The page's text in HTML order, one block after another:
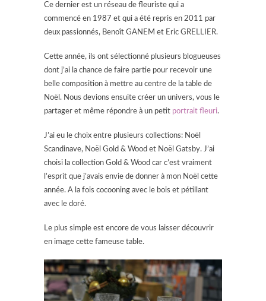
Ce dernier est un réseau de fleuriste qui a
commencé en 1987 et qui a été repris en 2011 par
deux passionnés, Benoît GANEM et Eric GRELLIER.
Cette année, ils ont sélectionné plusieurs blogueuses
dont j’ai la chance de faire partie pour recevoir une
belle composition à mettre au centre de la table de
Noël. Nous devions ensuite créer un univers, vous le
partager et même répondre à un petit portrait fleuri.
J’ai eu le choix entre plusieurs collections: Noël
Scandinave, Noël Gold & Wood et Noël Gatsby. J’ai
choisi la collection Gold & Wood car c’est vraiment
l’esprit que j’avais envie de donner à mon Noël cette
année. A la fois cocooning avec le bois et pétillant
avec le doré.
Le plus simple est encore de vous laisser découvrir
en image cette fameuse table.